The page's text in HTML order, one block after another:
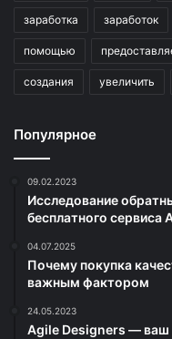
заработка заработок
помощью
создания увеличить
Популярное
09.02.2023
Исследование
бесплатного сервиса
04.07.2025
Почему покупка
важным фактором
24.05.2023
Agile Designers —